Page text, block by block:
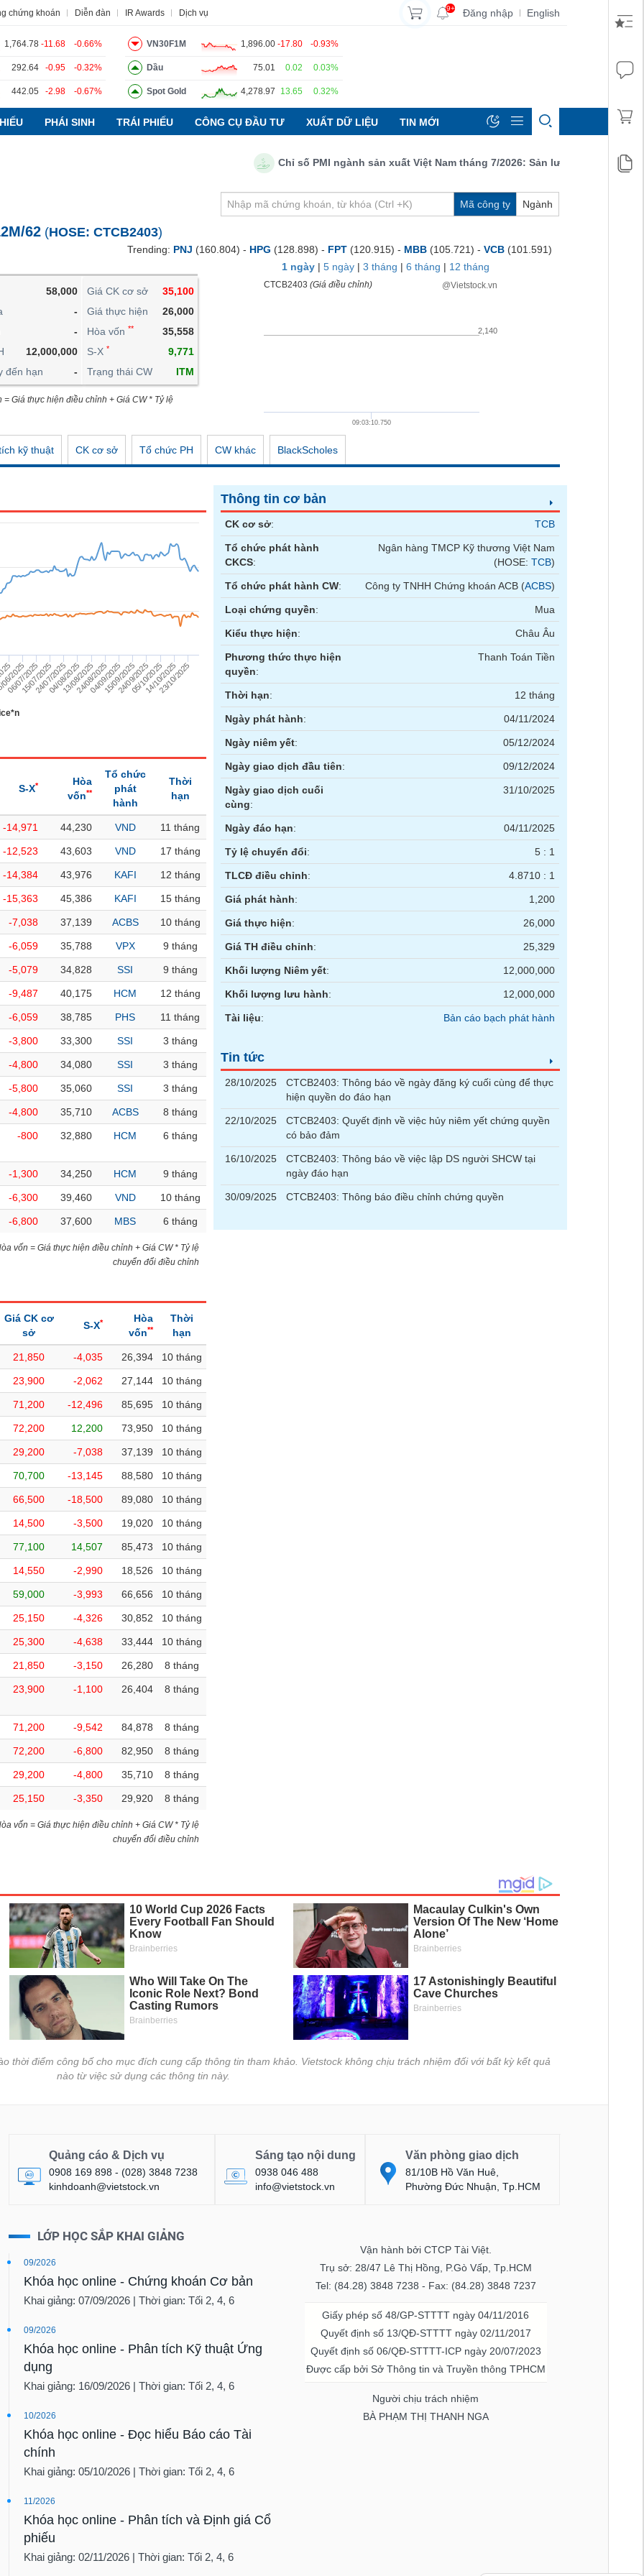
chứng khoán Diễn đàn IR Awards Dịch vụ 9+ Đăng nhập | English
1,764.78 -11.68 -0.66%
292.64 -0.95 -0.32%
442.05 -2.98 -0.67%
VN30F1M 1,896.00 -17.80 -0.93%
Dầu 75.01 0.02 0.03%
Spot Gold 4,278.97 13.65 0.32%
PHÁI SINH TRÁI PHIẾU CÔNG CỤ ĐẦU TƯ XUẤT DỮ LIỆU TIN MỚI
Chỉ số PMI ngành sản xuất Việt Nam tháng 7/2026: Sản lượng, số lượng đơn
Mã công ty Ngành
62 (HOSE: CTCB2403)
58,000
-
-
12,000,000
đến hạn
-
Giá CK cơ sở
35,100
Giá thực hiện
26,000
Hòa vốn **
35,558
S-X *
9,771
Trạng thái CW
ITM
Giá thực hiện điều chỉnh + Giá CW * Tỷ lệ
Trending: PNJ (160.804) - HPG (128.898) - FPT (120.915) - MBB (105.721) - VCB (101.591)
1 ngày | 5 ngày | 3 tháng | 6 tháng | 12 tháng
CTCB2403 (Giá điều chỉnh) @Vietstock.vn
09:03:10.750
2,140
kỹ thuật CK cơ sở Tổ chức PH CW khác BlackScholes
2025
06/07/2025
15/07/2025
24/07/2025
04/08/2025
13/08/2025
24/08/2025
04/09/2025
15/09/2025
24/09/2025
05/10/2025
14/10/2025
23/10/2025
S-X*
Hòa
vốn**
Tổ chức
phát
hành
Thời
hạn
-14,971 44,230 VND 11 tháng
-12,523 43,603 VND 17 tháng
-14,384 43,976 KAFI 12 tháng
-15,363 45,386 KAFI 15 tháng
-7,038 37,139 ACBS 10 tháng
-6,059 35,788 VPX 9 tháng
-5,079 34,828 SSI 9 tháng
-9,487 40,175 HCM 12 tháng
-6,059 38,785 PHS 11 tháng
-3,800 33,300 SSI 3 tháng
-4,800 34,080 SSI 3 tháng
-5,800 35,060 SSI 3 tháng
-4,800 35,710 ACBS 8 tháng
-800 32,880 HCM 6 tháng
-1,300 34,250 HCM 9 tháng
-6,300 39,460 VND 10 tháng
-6,800 37,600 MBS 6 tháng
vốn = Giá thực hiện điều chỉnh + Giá CW * Tỷ lệ
chuyển đổi điều chỉnh
Giá CK cơ
sở
S-X*
Hòa
vốn**
Thời
hạn
21,850 -4,035 26,394 10 tháng
23,900 -2,062 27,144 10 tháng
71,200 -12,496 85,695 10 tháng
72,200 12,200 73,950 10 tháng
29,200 -7,038 37,139 10 tháng
70,700 -13,145 88,580 10 tháng
66,500 -18,500 89,080 10 tháng
14,500 -3,500 19,020 10 tháng
77,100 14,507 85,473 10 tháng
14,550 -2,990 18,526 10 tháng
59,000 -3,993 66,656 10 tháng
25,150 -4,326 30,852 10 tháng
25,300 -4,638 33,444 10 tháng
21,850 -3,150 26,280 8 tháng
23,900 -1,100 26,404 8 tháng
71,200 -9,542 84,878 8 tháng
72,200 -6,800 82,950 8 tháng
29,200 -4,800 35,710 8 tháng
25,150 -3,350 29,920 8 tháng
vốn = Giá thực hiện điều chỉnh + Giá CW * Tỷ lệ
chuyển đổi điều chỉnh
Thông tin cơ bản
CK cơ sở: TCB
Tổ chức phát hành
CKCS:
Ngân hàng TMCP Kỹ thương Việt Nam
(HOSE:TCB)
Tổ chức phát hành CW: Công ty TNHH Chứng khoán ACB (ACBS)
Loại chứng quyền: Mua
Kiểu thực hiện: Châu Âu
Phương thức thực hiện
quyền:
Thanh Toán Tiền
Thời hạn: 12 tháng
Ngày phát hành: 04/11/2024
Ngày niêm yết: 05/12/2024
Ngày giao dịch đầu tiên: 09/12/2024
Ngày giao dịch cuối
cùng:
31/10/2025
Ngày đáo hạn: 04/11/2025
Tỷ lệ chuyển đổi: 5 : 1
TLCĐ điều chỉnh: 4.8710 : 1
Giá phát hành: 1,200
Giá thực hiện: 26,000
Giá TH điều chỉnh: 25,329
Khối lượng Niêm yết: 12,000,000
Khối lượng lưu hành: 12,000,000
Tài liệu: Bản cáo bạch phát hành
Tin tức
28/10/2025
CTCB2403: Thông báo về ngày đăng ký cuối cùng để thực
hiện quyền do đáo hạn
22/10/2025
CTCB2403: Quyết định về việc hủy niêm yết chứng quyền
có bảo đảm
16/10/2025
CTCB2403: Thông báo về việc lập DS người SHCW tại
ngày đáo hạn
30/09/2025 CTCB2403: Thông báo điều chỉnh chứng quyền
thời điểm công bố cho mục đích cung cấp thông tin tham khảo. Vietstock không chịu trách nhiệm đối với bất kỳ kết quả
nào từ việc sử dụng các thông tin này.
Quảng cáo & Dịch vụ
0908 169 898 - (028) 3848 7238
kinhdoanh@vietstock.vn
Sáng tạo nội dung
0938 046 488
info@vietstock.vn
Văn phòng giao dịch
81/10B Hồ Văn Huê,
Phường Đức Nhuận, Tp.HCM
LỚP HỌC SẮP KHAI GIẢNG
09/2026
Khóa học online - Chứng khoán Cơ bản
Khai giảng: 07/09/2026 | Thời gian: Tối 2, 4, 6
09/2026
Khóa học online - Phân tích Kỹ thuật Ứng
dụng
Khai giảng: 16/09/2026 | Thời gian: Tối 2, 4, 6
10/2026
Khóa học online - Đọc hiểu Báo cáo Tài
chính
Khai giảng: 05/10/2026 | Thời gian: Tối 2, 4, 6
11/2026
Khóa học online - Phân tích và Định giá Cổ
phiếu
Khai giảng: 02/11/2026 | Thời gian: Tối 2, 4, 6
Vận hành bởi CTCP Tài Việt.
Trụ sở: 28/47 Lê Thị Hồng, P.Gò Vấp, Tp.HCM
Tel: (84.28) 3848 7238 - Fax: (84.28) 3848 7237
Giấy phép số 48/GP-STTTT ngày 04/11/2016
Quyết định số 13/QĐ-STTTT ngày 02/11/2017
Quyết định số 06/QĐ-STTTT-ICP ngày 20/07/2023
Được cấp bởi Sở Thông tin và Truyền thông TPHCM
Người chịu trách nhiệm
BÀ PHẠM THỊ THANH NGA
Tin tức Báo cáo phân tích Thuật ngữ Dịch vụ
DOANH NGHIỆP
PHÁI SINH
TRÁI PHIẾU
CÔNG CỤ ĐẦU TƯ
XUẤT DỮ LIỆU
TIN MỚI
Hợp đồng tương lai Trái phiếu